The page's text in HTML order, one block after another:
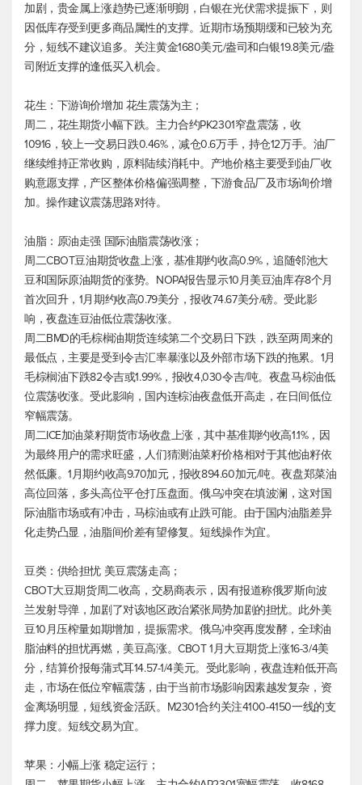
加剧，贵金属上涨趋势已逐渐明朗，白银在光伏需求提振下，则
因低库存受到更多商品属性的支撑。近期市场预期缓和已较为充
分，短线不建议追多。关注黄金1680美元/盎司和白银19.8美元/盎
司附近支撑的逢低买入机会。
花生：下游询价增加 花生震荡为主；
周二，花生期货小幅下跌。主力合约PK2301窄盘震荡，收
10916，较上一交易日跌0.46%，减仓0.6万手，持仓12万手。油厂
继续维持正常收购，原料陆续消耗中。产地价格主要受到油厂收
购意愿支撑，产区整体价格偏强调整，下游食品厂及市场询价增
加。操作建议震荡思路对待。
油脂：原油走强 国际油脂震荡收涨；
周二CBOT豆油期货收盘上涨，基准期约收高0.9%，追随邻池大
豆和国际原油期货的涨势。NOPA报告显示10月美豆油库存8个月
首次回升，1月期约收高0.79美分，报收74.67美分/磅。受此影
响，夜盘连豆油低位震荡收涨。
周二BMD的毛棕榈油期货连续第二个交易日下跌，跌至两周来的
最低点，主要是受到令吉汇率暴涨以及外部市场下跌的拖累。1月
毛棕榈油下跌82令吉或1.99%，报收4,030令吉/吨。夜盘马棕油低
位震荡收涨。受此影响，国内连棕油夜盘低开高走，在日间低位
窄幅震荡。
周二ICE加油菜籽期货市场收盘上涨，其中基准期约收高1.1%，因
为最终用户的需求旺盛，人们猜测油菜籽价格相对于其他油籽依
然低廉。1月期约收高9.70加元，报收894.60加元/吨。夜盘郑菜油
高位回落，多头高位平仓打压盘面。俄乌冲突在填波澜，这对国
际油脂市场或有冲击，马棕油或有止跌可能。由于国内油脂差异
化走势凸显，油脂间价差有望修复。短线操作为宜。
豆类：供给担忧 美豆震荡走高；
CBOT大豆期货周二收高，交易商表示，因有报道称俄罗斯向波
兰发射导弹，加剧了对该地区政治紧张局势加剧的担忧。此外美
豆10月压榨量如期增加，提振需求。俄乌冲突再度发酵，全球油
脂油料的担忧再燃，美豆高涨。CBOT 1月大豆期货上涨16-3/4美
分，结算价报每蒲式耳14.57-1/4美元。受此影响，夜盘连粕低开高
走，市场在低位窄幅震荡，由于当前市场影响因素越发复杂，资
金离场明显，短线资金活跃。M2301合约关注4100-4150一线的支
撑力度。短线交易为宜。
苹果：小幅上涨 稳定运行；